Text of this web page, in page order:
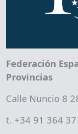
Federación
Provincias
Calle Nuncio 8
t. +34 91 364